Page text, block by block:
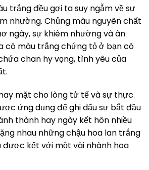
trắng đều gợi ta suy ngẫm về sự
nhường. Chủng màu nguyên chất
ngây, sự khiêm nhường và ân
có màu trắng chứng tỏ ở bạn có
chan hy vọng, tình yêu của
mặt cho lòng tử tế và sự thực.
ứng dụng để ghi dấu sự bắt đầu
thành hay ngày kết hôn nhiều
nhau những chậu hoa lan trắng
được kết với một vài nhành hoa